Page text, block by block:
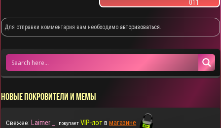
011
Для отправки комментария вам необходимо авторизоваться.
НОВЫЕ ПОКРОВИТЕЛИ И МЕМЫ
Свежее: Laimer _ покупает VIP-лотвмагазине